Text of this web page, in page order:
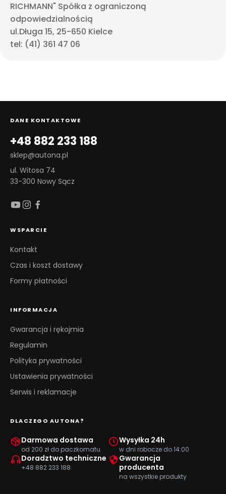
RICHMANN" Spółka z ograniczoną
odpowiedzialnością
ul.Długa 15, 25-650 Kielce
tel: (41) 361 47 06
DANE KONTAKTOWE
+48 882 233 188
sklep@autona.pl
ul. Witosa 74
33-300 Nowy Sącz
WSPARCIE
Kontakt
Czas i koszt dostawy
Formy płatności
INFORMACJA
Gwarancja i rękojmia
Regulamin
Polityka prywatności
Ustawienia prywatności
Serwis i reklamacje
DLACZEGO AUTONA?
Darmowa dostawa
od 200 zł do paczkomatu
Wysyłka 24h
w dni robocze do 14:00
Doradztwo techniczne
+48 882 233 188
Gwarancja
producenta
na wszystkie produkty